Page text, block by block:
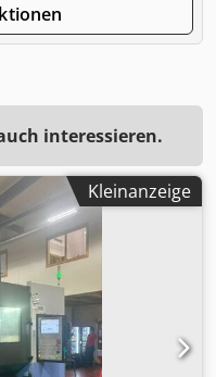
interessieren.
Kleinanzeige